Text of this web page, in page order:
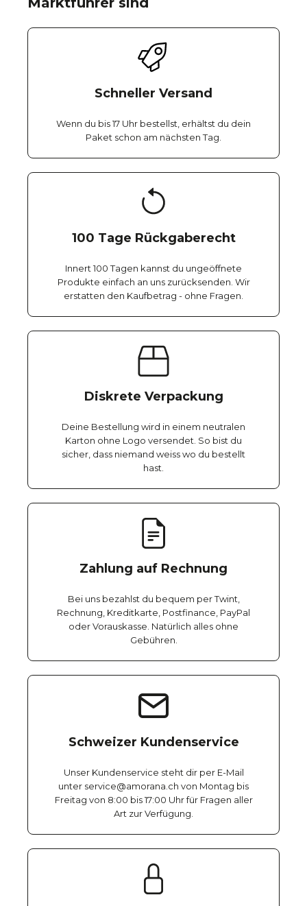
Schneller Versand
Wenn du bis 17 Uhr bestellst, erhältst du dein
Paket schon am nächsten Tag.
100 Tage Rückgaberecht
Innert 100 Tagen kannst du ungeöffnete
Produkte einfach an uns zurücksenden. Wir
erstatten den Kaufbetrag - ohne Fragen.
Diskrete Verpackung
Deine Bestellung wird in einem neutralen
Karton ohne Logo versendet. So bist du
sicher, dass niemand weiss wo du bestellt
hast.
Zahlung auf Rechnung
Bei uns bezahlst du bequem per Twint,
Rechnung, Kreditkarte, Postfinance, PayPal
oder Vorauskasse. Natürlich alles ohne
Gebühren.
Schweizer Kundenservice
Unser Kundenservice steht dir per E-Mail
unter service@amorana.ch von Montag bis
Freitag von 8:00 bis 17:00 Uhr für Fragen aller
Art zur Verfügung.